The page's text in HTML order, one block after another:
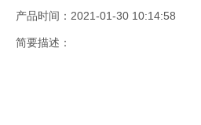
产品时间：2021-01-30 10:14:58
简要描述：